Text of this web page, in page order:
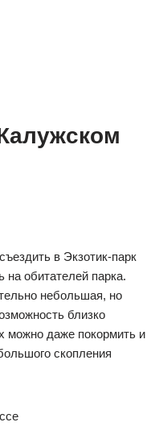
в Экзотик-парк
обитателей парка.
небольшая, но
близко
можно даже покормить и
скопления